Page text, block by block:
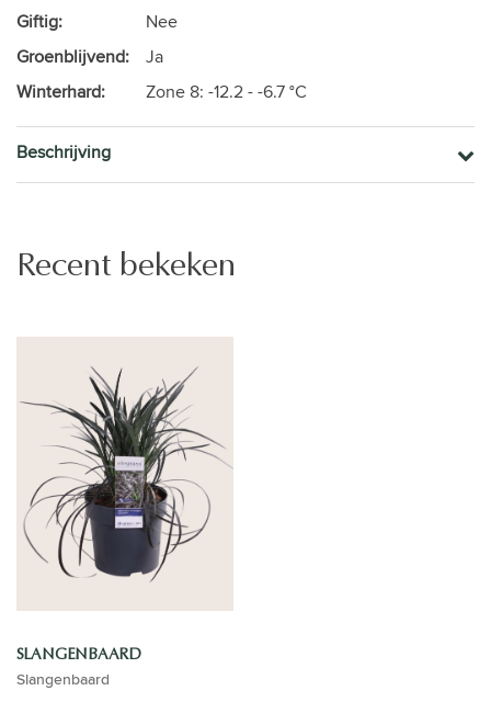
Giftig:
Nee
Groenblijvend:
Ja
Winterhard:
Zone 8: -12.2 - -6.7 °C
Beschrijving
Recent bekeken
SLANGENBAARD
Slangenbaard